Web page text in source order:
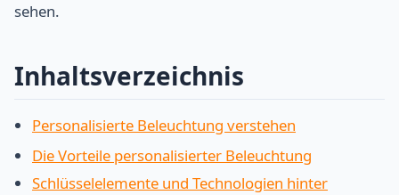
sehen.
Inhaltsverzeichnis
Personalisierte Beleuchtung verstehen
Die Vorteile personalisierter Beleuchtung
Schlüsselelemente und Technologien hinter